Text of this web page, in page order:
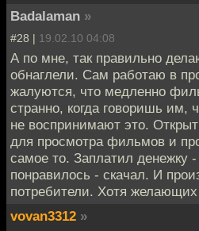
Badalaman »
#28 | 19.02.10 04:08
А по мне, так правильно
обнаглели. Сам работаю в
жалуются, что медленно
странно, когда говоришь им,
не воспринимают это.
для просмотра фильмов и
самое то. Заплатил денежку
понравилось - скачал. И
потребители. Хотя
vovan3312 »